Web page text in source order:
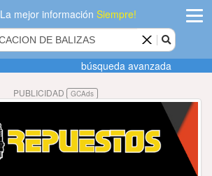
La mejor informaciónSiempre!
Agregar
empresa
Actualizar
datos
búsqueda avanzada
PUBLICIDAD GCAds